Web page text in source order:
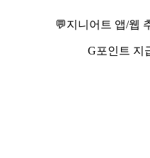
💬지니어트 앱/웹
G포인트 지